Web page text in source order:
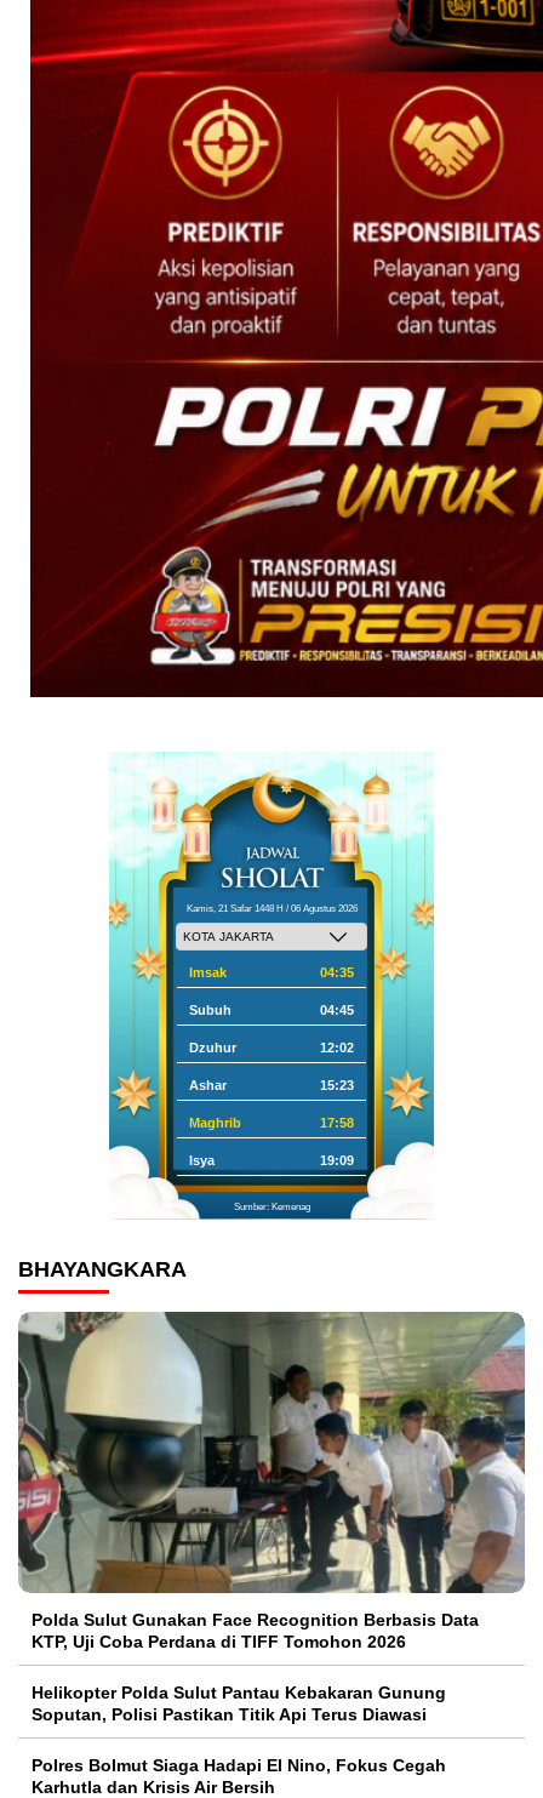
Kamis, 21 Safar 1448 H / 06 Agustus 2026
Imsak 04:35
Subuh 04:45
Dzuhur 12:02
Ashar 15:23
Maghrib 17:58
Isya 19:09
Sumber: Kemenag
BHAYANGKARA
Polda Sulut Gunakan Face Recognition Berbasis Data
KTP, Uji Coba Perdana di TIFF Tomohon 2026
Helikopter Polda Sulut Pantau Kebakaran Gunung
Soputan, Polisi Pastikan Titik Api Terus Diawasi
Polres Bolmut Siaga Hadapi El Nino, Fokus Cegah
Karhutla dan Krisis Air Bersih